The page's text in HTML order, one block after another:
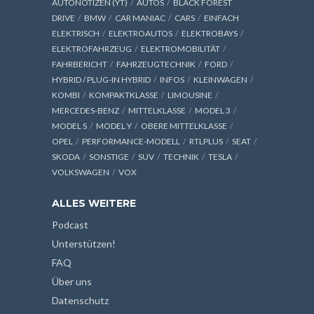
AUTONOTIZEN (YT) AUTOS
BLACK FOREST
DRIVE
BMW CAR MANIAC CARS
EINFACH
ELEKTRISCH
ELEKTROAUTOS
ELEKTROBAYS
ELEKTROFAHRZEUG
ELEKTROMOBILITÄT
FAHRBERICHT
FAHRZEUGTECHNIK
FORD
HYBRID / PLUG-IN HYBRID
INFOS
KLEINWAGEN
KOMBI
KOMPAKTKLASSE
LIMOUSINE
MERCEDES-BENZ
MITTELKLASSE
MODEL 3
MODEL S
MODEL Y
OBERE MITTELKLASSE
OPEL
PERFORMANCE-MODELL RTLPLUS
SEAT
SKODA
SONSTIGE SUV TECHNIK
TESLA
VOLKSWAGEN
VOX
ALLES WEITERE
Podcast
Unterstützen!
FAQ
Über uns
Datenschutz